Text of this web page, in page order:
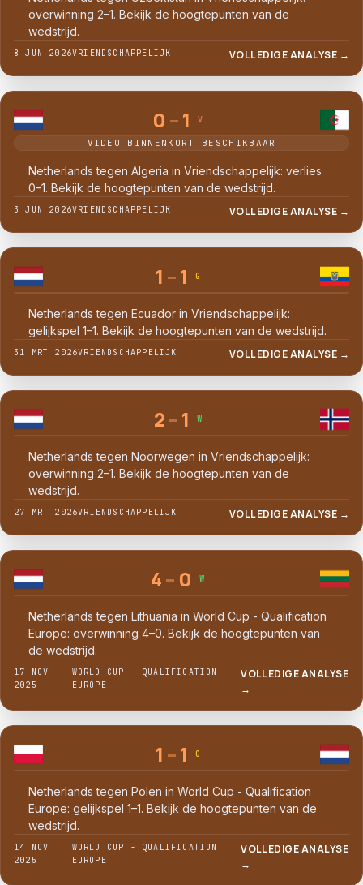
overwinning 2–1. Bekijk de hoogtepunten van de
wedstrijd.
8 JUN 2026VRIENDSCHAPPELIJK VOLLEDIGE ANALYSE →
0 –1 V
VIDEO BINNENKORT BESCHIKBAAR
Netherlands tegen Algeria in Vriendschappelijk: verlies
0–1. Bekijk de hoogtepunten van de wedstrijd.
3 JUN 2026VRIENDSCHAPPELIJK VOLLEDIGE ANALYSE →
1 –1 G
Netherlands tegen Ecuador in Vriendschappelijk:
gelijkspel 1–1. Bekijk de hoogtepunten van de wedstrijd.
31 MRT 2026VRIENDSCHAPPELIJK VOLLEDIGE ANALYSE →
2–1 W
Netherlands tegen Noorwegen in Vriendschappelijk:
overwinning 2–1. Bekijk de hoogtepunten van de
wedstrijd.
27 MRT 2026VRIENDSCHAPPELIJK VOLLEDIGE ANALYSE →
4– 0 W
Netherlands tegen Lithuania in World Cup - Qualification
Europe: overwinning 4–0. Bekijk de hoogtepunten van
de wedstrijd.
17 NOV
2025
WORLD CUP - QUALIFICATION
EUROPE
VOLLEDIGE ANALYSE
→
1 –1 G
Netherlands tegen Polen in World Cup - Qualification
Europe: gelijkspel 1–1. Bekijk de hoogtepunten van de
wedstrijd.
14 NOV
2025
WORLD CUP - QUALIFICATION
EUROPE
VOLLEDIGE ANALYSE
→